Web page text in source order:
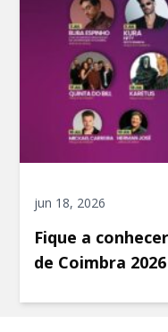
jun 18, 2026
Fique a
de Coimbra 2026